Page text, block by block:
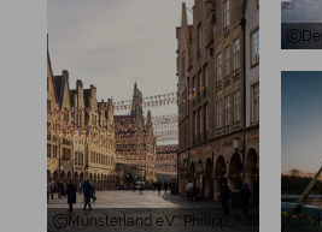
Münsterland e.V., Philipp_Fölting,